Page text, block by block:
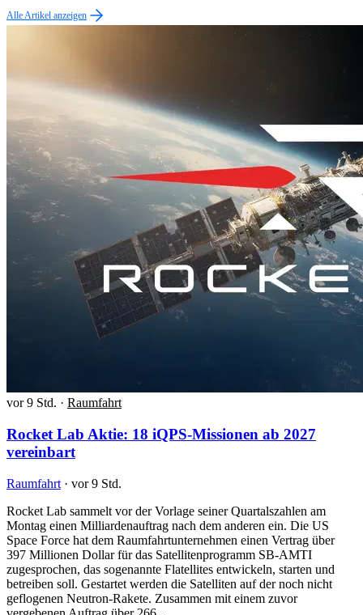
Alle Artikel anzeigen
vor 9 Std. · Raumfahrt
Rocket Lab Aktie: 18 iQPS-Missionen ab 2027
vereinbart
Raumfahrt · vor 9 Std.
Rocket Lab sammelt vor der Vorlage seiner Quartalszahlen am
Montag einen Milliardenauftrag nach dem anderen ein. Die US
Space Force hat dem Raumfahrtunternehmen einen Vertrag über
397 Millionen Dollar für das Satellitenprogramm SB-AMTI
zugesprochen, das sogenannte Flatellites entwickeln, starten und
betreiben soll. Gestartet werden die Satelliten auf der noch nicht
geflogenen Neutron-Rakete. Zusammen mit einem zuvor